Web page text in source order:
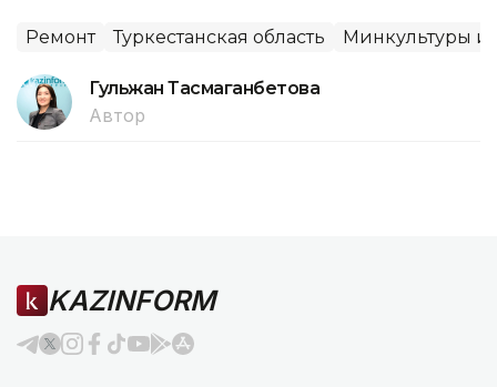
Ремонт Туркестанская область Минкультуры
Гульжан Тасмаганбетова
Автор
KAZINFORM